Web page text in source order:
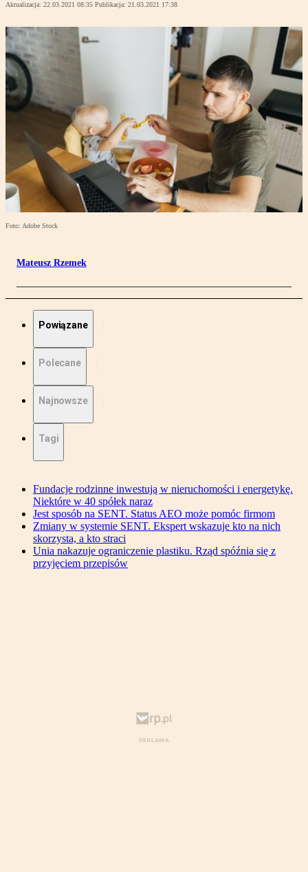
Aktualizacja: 22.03.2021 08:35 Publikacja: 21.03.2021 17:38
Foto: Adobe Stock
Mateusz Rzemek
Powiązane
Polecane
Najnowsze
Tagi
Fundacje rodzinne inwestują w nieruchomości i energetykę.
Niektóre w 40 spółek naraz
Jest sposób na SENT. Status AEO może pomóc firmom
Zmiany w systemie SENT. Ekspert wskazuje kto na nich
skorzysta, a kto straci
Unia nakazuje ograniczenie plastiku. Rząd spóźnia się z
przyjęciem przepisów